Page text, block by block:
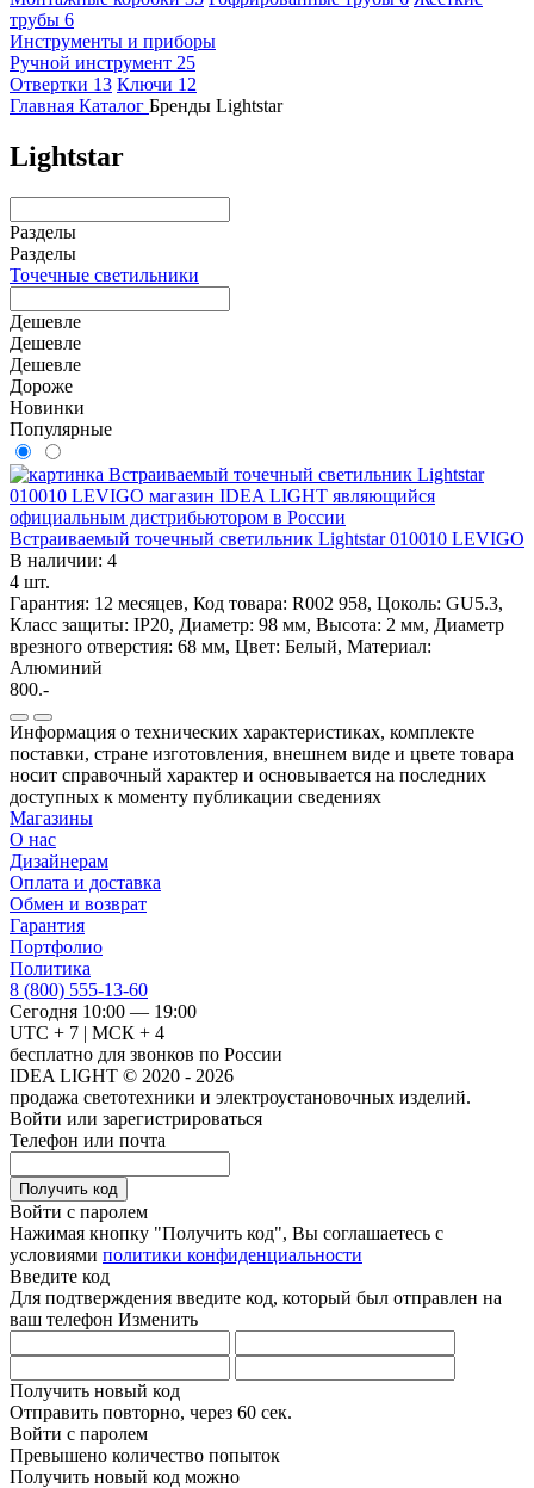
трубы 6
Инструменты и приборы
Ручной инструмент 25
Отвертки 13 Ключи 12
Главная Каталог Бренды Lightstar
Lightstar
Разделы
Разделы
Точечные светильники
Дешевле
Дешевле
Дешевле
Дороже
Новинки
Популярные
Встраиваемый точечный светильник Lightstar 010010 LEVIGO
В наличии: 4
4 шт.
Гарантия: 12 месяцев, Код товара: R002 958, Цоколь: GU5.3,
Класс защиты: IP20, Диаметр: 98 мм, Высота: 2 мм, Диаметр
врезного отверстия: 68 мм, Цвет: Белый, Материал:
Алюминий
800.-
Информация о технических характеристиках, комплекте
поставки, стране изготовления, внешнем виде и цвете товара
носит справочный характер и основывается на последних
доступных к моменту публикации сведениях
Магазины
О нас
Дизайнерам
Оплата и доставка
Обмен и возврат
Гарантия
Портфолио
Политика
8 (800) 555-13-60
Сегодня 10:00 — 19:00
UTC + 7 | МСК + 4
бесплатно для звонков по России
IDEA LIGHT © 2020 - 2026
продажа светотехники и электроустановочных изделий.
Войти или зарегистрироваться
Телефон или почта
Получить код
Войти с паролем
Нажимая кнопку "Получить код", Вы соглашаетесь с
условиями политики конфиденциальности
Введите код
Для подтверждения введите код, который был отправлен на
ваш телефон Изменить
Получить новый код
Отправить повторно, через 60 сек.
Войти с паролем
Превышено количество попыток
Получить новый код можно